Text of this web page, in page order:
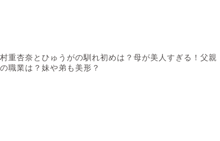
村重杏奈とひゅうがの馴れ初めは？母が美人すぎる！父親
の職業は？妹や弟も美形？